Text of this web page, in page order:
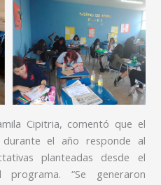
Cipitria, comentó que el
el año responde al
planteadas desde el
programa. “Se generaron